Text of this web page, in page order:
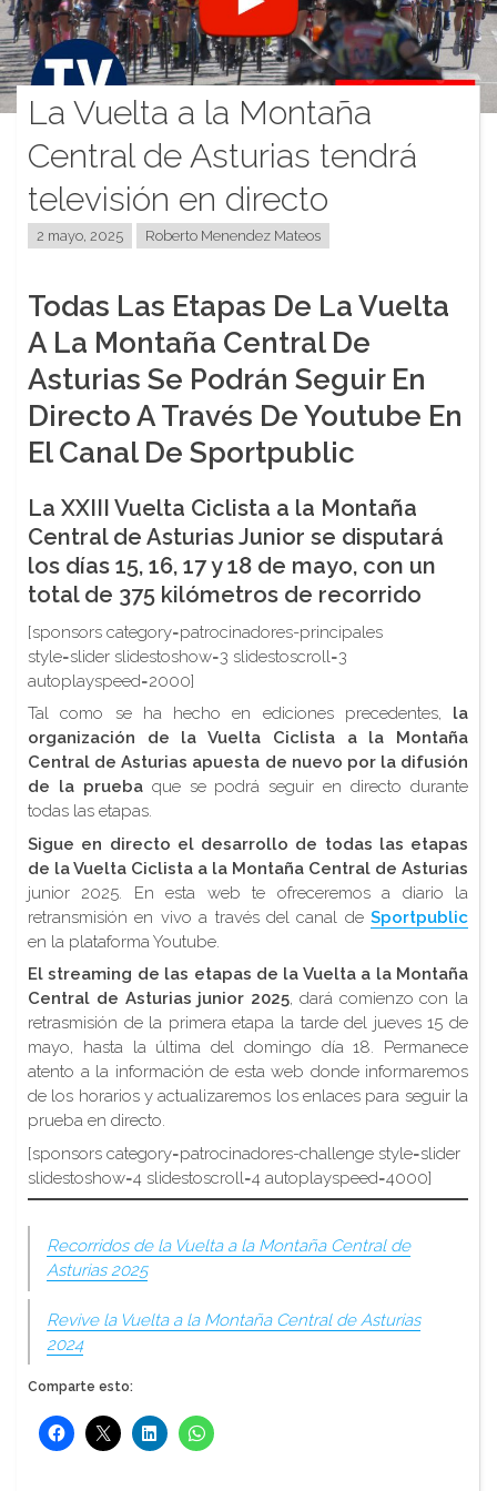
La Vuelta a la Montaña
Central de Asturias tendrá
televisión en directo
2 mayo, 2025 Roberto Menendez Mateos
Todas Las Etapas De La Vuelta
A La Montaña Central De
Asturias Se Podrán Seguir En
Directo A Través De Youtube En
El Canal De Sportpublic
La XXIII Vuelta Ciclista a la Montaña
Central de Asturias Junior se disputará
los días 15, 16, 17 y 18 de mayo, con un
total de 375 kilómetros de recorrido
[sponsors category=patrocinadores-principales
style=slider slidestoshow=3 slidestoscroll=3
autoplayspeed=2000]
Tal como se ha hecho en ediciones precedentes, la
organización de la Vuelta Ciclista a la Montaña
Central de Asturias apuesta de nuevo por la difusión
de la pruebaque se podrá seguir en directo durante
todas las etapas.
Sigue en directo el desarrollo de todas las etapas
de la Vuelta Ciclista a la Montaña Central de Asturias
junior 2025. En esta web te ofreceremos a diario la
retransmisión en vivo a través del canal de Sportpublic
en la plataforma Youtube.
El streaming de las etapas de la Vuelta a la Montaña
Central de Asturias junior 2025, dará comienzo con la
retrasmisión de la primera etapa la tarde del jueves 15 de
mayo, hasta la última del domingo día 18. Permanece
atento a la información de esta web donde informaremos
de los horarios y actualizaremos los enlaces para seguir la
prueba en directo.
[sponsors category=patrocinadores-challenge style=slider
slidestoshow=4 slidestoscroll=4 autoplayspeed=4000]
Recorridos de la Vuelta a la Montaña Central de
Asturias 2025
Revive la Vuelta a la Montaña Central de Asturias
2024
Comparte esto: